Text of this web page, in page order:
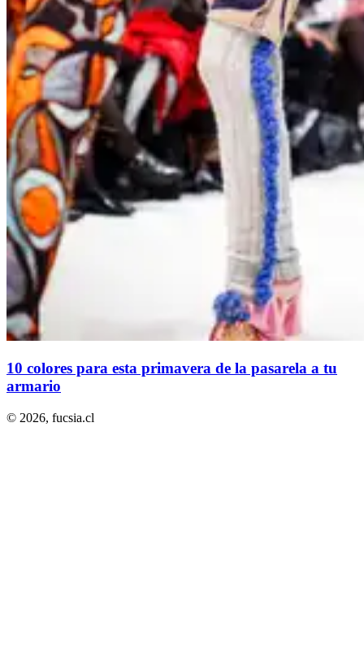
10 colores para esta primavera de la pasarela a tu
armario
© 2026, fucsia.cl